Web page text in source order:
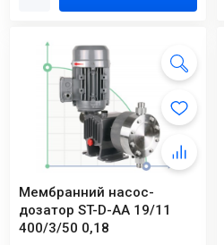
Мембранний насос-
дозатор ST-D-AA 19/11
400/3/50 0,18